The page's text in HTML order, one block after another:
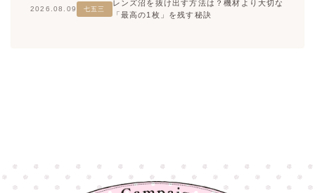
2026.08.09 七五三
レンズ沼を抜け出す方法は？機材より大切な
「最高の1枚」を残す秘訣